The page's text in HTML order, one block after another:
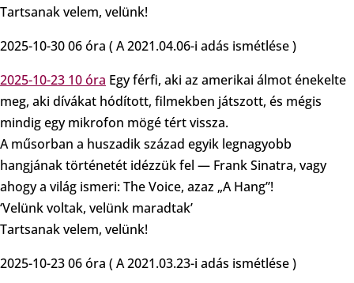
Tartsanak velem, velünk!
2025-10-30 06 óra ( A 2021.04.06-i adás ismétlése )
2025-10-23 10 óra Egy férfi, aki az amerikai álmot énekelte
meg, aki dívákat hódított, filmekben játszott, és mégis
mindig egy mikrofon mögé tért vissza.
A műsorban a huszadik század egyik legnagyobb
hangjának történetét idézzük fel — Frank Sinatra, vagy
ahogy a világ ismeri: The Voice, azaz „A Hang”!
‘Velünk voltak, velünk maradtak’
Tartsanak velem, velünk!
2025-10-23 06 óra ( A 2021.03.23-i adás ismétlése )